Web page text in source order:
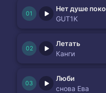
Нет душе
GUT1K
Летать
Канги
Люби
снова Ева